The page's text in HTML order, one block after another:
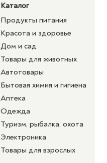
Каталог
Продукты питания
Красота и здоровье
Дом и сад
Товары для животных
Автотовары
Бытовая химия и гигиена
Аптека
Одежда
Туризм, рыбалка, охота
Электроника
Товары для взрослых